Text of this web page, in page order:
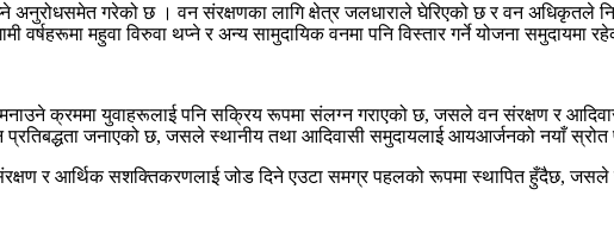
गरेको छ । वन संरक्षणका लागि क्षेत्र जलधाराले घेरिएको छ र वन अधिकृतले
महुवा विरुवा थप्ने र अन्य सामुदायिक वनमा पनि विस्तार गर्ने योजना समुदायमा
क्रममा युवाहरूलाई पनि सक्रिय रूपमा संलग्न गराएको छ, जसले वन संरक्षण र
जनाएको छ, जसले स्थानीय तथा आदिवासी समुदायलाई आयआर्जनको नयाँ स्रोत
र आर्थिक सशक्तिकरणलाई जोड दिने एउटा समग्र पहलको रूपमा स्थापित हुँदैछ,